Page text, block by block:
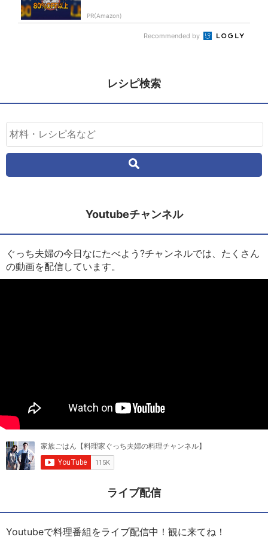
PR(Amazon)
Recommended by
レシピ検索
Youtubeチャンネル
ぐっち夫婦の今日なにたべよう?チャンネルでは、たくさん
の動画を配信しています。
ライブ配信
Youtubeで料理番組をライブ配信中！観に来てね！